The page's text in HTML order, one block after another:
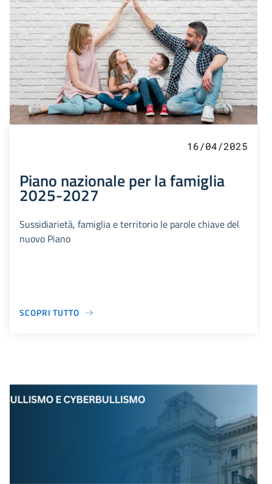
16/04/2025
Piano nazionale per la famiglia
2025-2027
Sussidiarietà, famiglia e territorio le parole chiave del
nuovo Piano
SCOPRI TUTTO